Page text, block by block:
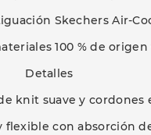
Skechers Air-
100 % de
Detalles
knit suave y
flexible con absorción